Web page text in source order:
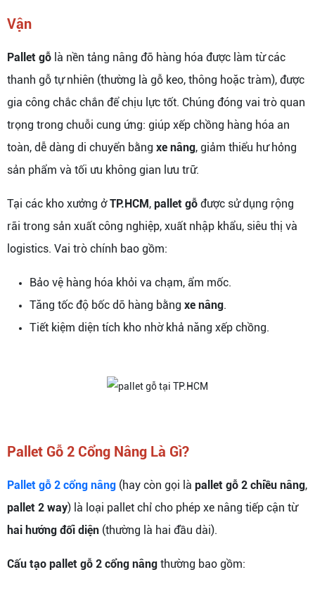
Vận
Pallet gỗ là nền tảng nâng đỡ hàng hóa được làm từ các
thanh gỗ tự nhiên (thường là gỗ keo, thông hoặc tràm), được
gia công chắc chắn để chịu lực tốt. Chúng đóng vai trò quan
trọng trong chuỗi cung ứng: giúp xếp chồng hàng hóa an
toàn, dễ dàng di chuyển bằng xe nâng, giảm thiểu hư hỏng
sản phẩm và tối ưu không gian lưu trữ.
Tại các kho xưởng ởTP.HCM, pallet gỗ được sử dụng rộng
rãi trong sản xuất công nghiệp, xuất nhập khẩu, siêu thị và
logistics. Vai trò chính bao gồm:
Bảo vệ hàng hóa khỏi va chạm, ẩm mốc.
Tăng tốc độ bốc dỡ hàng bằng xe nâng.
Tiết kiệm diện tích kho nhờ khả năng xếp chồng.
Pallet Gỗ 2 Cổng Nâng Là Gì?
Pallet gỗ 2 cổng nâng (hay còn gọi là pallet gỗ 2 chiều nâng,
pallet 2 way) là loại pallet chỉ cho phép xe nâng tiếp cận từ
hai hướng đối diện (thường là hai đầu dài).
Cấu tạo pallet gỗ 2 cổng nâng thường bao gồm: